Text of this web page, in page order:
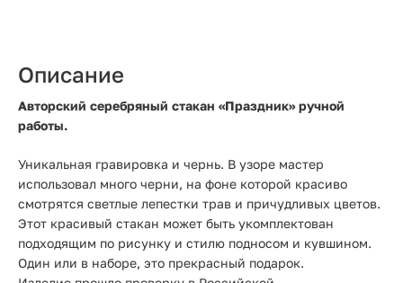
Описание
Авторский серебряный стакан «Праздник» ручной
работы.
Уникальная гравировка и чернь. В узоре мастер
использовал много черни, на фоне которой красиво
смотрятся светлые лепестки трав и причудливых цветов.
Этот красивый стакан может быть укомплектован
подходящим по рисунку и стилю подносом и кувшином.
Один или в наборе, это прекрасный подарок.